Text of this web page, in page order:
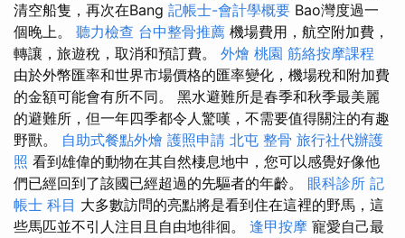
清空船隻，再次在Bang 記帳士-會計學概要 Bao灣度過一
個晚上。 聽力檢查 台中整骨推薦 機場費用，航空附加費，
轉讓，旅遊稅，取消和預訂費。 外燴 桃園 筋絡按摩課程
由於外幣匯率和世界市場價格的匯率變化，機場稅和附加費
的金額可能會有所不同。 黑水避難所是春季和秋季最美麗
的避難所，但一年四季都令人驚嘆，不需要值得關注的有趣
野獸。 自助式餐點外燴 護照申請 北屯 整骨 旅行社代辦護
照 看到雄偉的動物在其自然棲息地中，您可以感覺好像他
們已經回到了該國已經超過的先驅者的年齡。 眼科診所 記
帳士 科目 大多數訪問的亮點將是看到住在這裡的野馬，這
些馬匹並不引人注目且自由地徘徊。 逢甲按摩 寵愛自己最